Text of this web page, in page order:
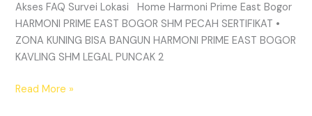
Akses FAQ Survei Lokasi Home Harmoni Prime East Bogor
HARMONI PRIME EAST BOGOR SHM PECAH SERTIFIKAT •
ZONA KUNING BISA BANGUN HARMONI PRIME EAST BOGOR
KAVLING SHM LEGAL PUNCAK 2
Read More »